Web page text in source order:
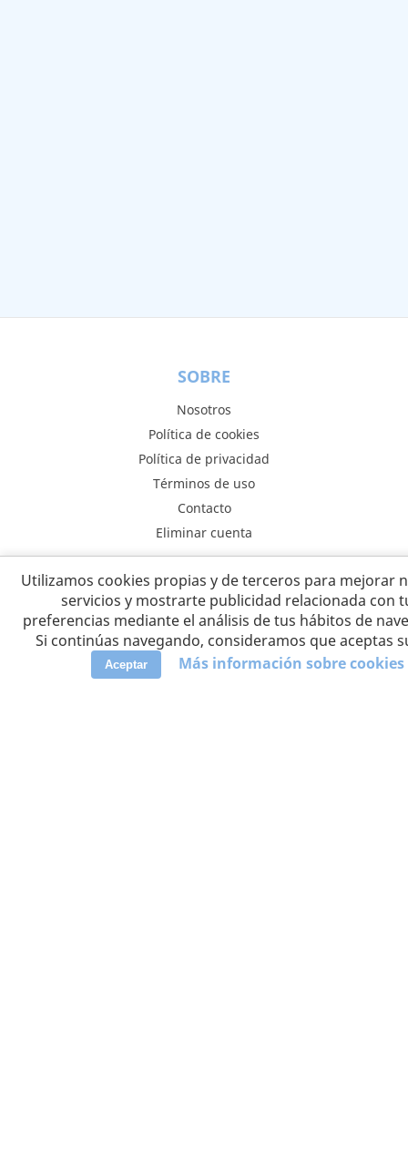
SOBRE
Nosotros
Política de cookies
Política de privacidad
Términos de uso
Contacto
Eliminar cuenta
DESCUBRIR
Ayuda
Padres expertos
Aplicación móvil
Utilizamos cookies propias y de terceros para mejorar
servicios y mostrarte publicidad relacionada con
preferencias mediante el análisis de tus hábitos de
Si continúas navegando, consideramos que aceptas
Aceptar Más información sobre cookies